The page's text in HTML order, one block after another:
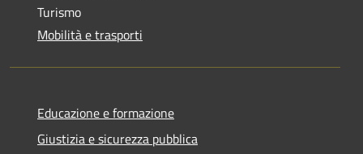
Turismo
Mobilità e trasporti
Educazione e formazione
Giustizia e sicurezza pubblica